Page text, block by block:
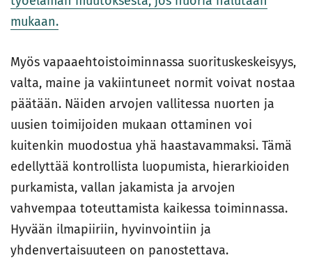
mukaan.
Myös vapaaehtoistoiminnassa suorituskeskeisyys,
valta, maine ja vakiintuneet normit voivat nostaa
päätään. Näiden arvojen vallitessa nuorten ja
uusien toimijoiden mukaan ottaminen voi
kuitenkin muodostua yhä haastavammaksi. Tämä
edellyttää kontrollista luopumista, hierarkioiden
purkamista, vallan jakamista ja arvojen
vahvempaa toteuttamista kaikessa toiminnassa.
Hyvään ilmapiiriin, hyvinvointiin ja
yhdenvertaisuuteen on panostettava.